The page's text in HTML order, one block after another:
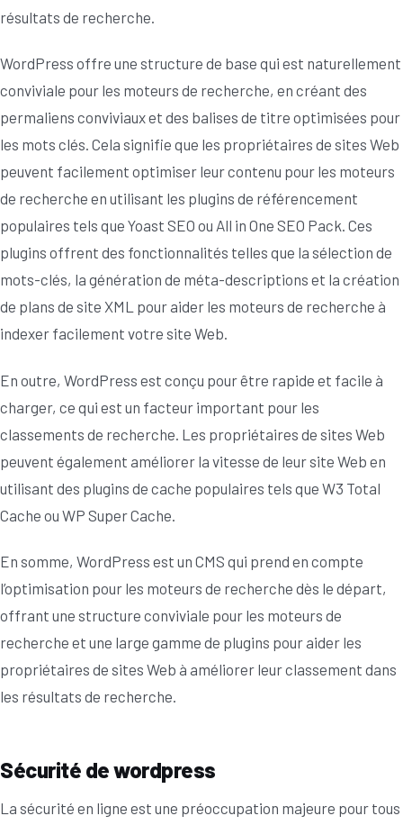
résultats de recherche.
WordPress offre une structure de base qui est naturellement
conviviale pour les moteurs de recherche, en créant des
permaliens conviviaux et des balises de titre optimisées pour
les mots clés. Cela signifie que les propriétaires de sites Web
peuvent facilement optimiser leur contenu pour les moteurs
de recherche en utilisant les plugins de référencement
populaires tels que Yoast SEO ou All in One SEO Pack. Ces
plugins offrent des fonctionnalités telles que la sélection de
mots-clés, la génération de méta-descriptions et la création
de plans de site XML pour aider les moteurs de recherche à
indexer facilement votre site Web.
En outre, WordPress est conçu pour être rapide et facile à
charger, ce qui est un facteur important pour les
classements de recherche. Les propriétaires de sites Web
peuvent également améliorer la vitesse de leur site Web en
utilisant des plugins de cache populaires tels que W3 Total
Cache ou WP Super Cache.
En somme, WordPress est un CMS qui prend en compte
l’optimisation pour les moteurs de recherche dès le départ,
offrant une structure conviviale pour les moteurs de
recherche et une large gamme de plugins pour aider les
propriétaires de sites Web à améliorer leur classement dans
les résultats de recherche.
Sécurité de wordpress
La sécurité en ligne est une préoccupation majeure pour tous